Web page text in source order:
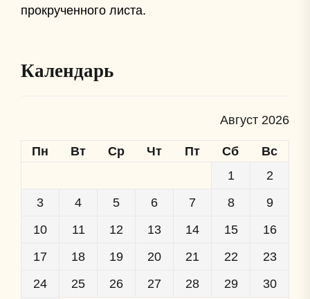
прокрученного листа.
Календарь
Август 2026
Пн Вт Ср Чт Пт Сб
Вс
1
2
3
4 5 6 7 8
9
10
11 12 13 14 15
16
17
18 19 20 21 22
23
24
25 26 27 28 29
30